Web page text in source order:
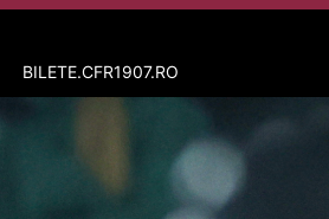
BILETE.CFR1907.RO